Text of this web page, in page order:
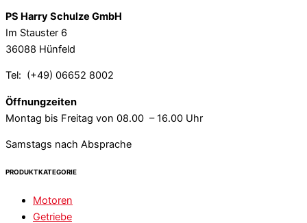
PS Harry Schulze GmbH
Im Stauster 6
36088 Hünfeld
Tel: (+49) 06652 8002
Öffnungzeiten
Montag bis Freitag von 08.00 – 16.00 Uhr
Samstags nach Absprache
PRODUKTKATEGORIE
Motoren
Getriebe